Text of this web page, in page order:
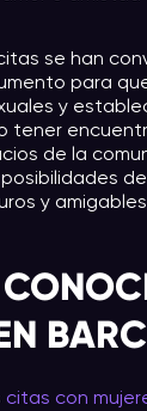
se han
para
y
tener
de la
y
citas con